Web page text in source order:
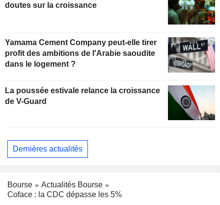
doutes sur la croissance
Yamama Cement Company peut-elle tirer
profit des ambitions de l'Arabie saoudite
dans le logement ?
La poussée estivale relance la croissance
de V-Guard
Dernières actualités
Bourse
Actualités Bourse
Coface : la CDC dépasse les 5%